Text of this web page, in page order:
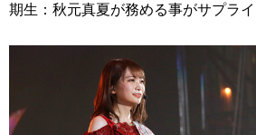
期生：秋元真夏が務める事がサプライ